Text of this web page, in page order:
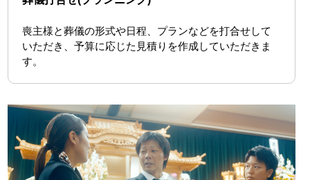
喪主様と葬儀の形式や日程、プランなどを打合せして
いただき、予算に応じた見積りを作成していただきま
す。